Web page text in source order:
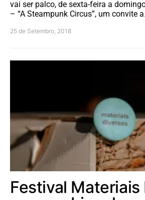
vai ser palco, de sexta-feira a
– “A Steampunk Circus”, um convite
25 de Setembro, 2018
Festival Materiais